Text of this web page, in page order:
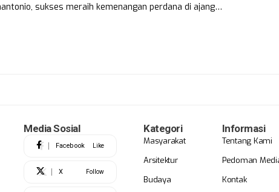
sukses meraih kemenangan perdana di ajang…
Media Sosial
Facebook Like
X Follow
Kategori
Masyarakat
Arsitektur
Budaya
Informasi
Tentang Kami
Pedoman
Kontak